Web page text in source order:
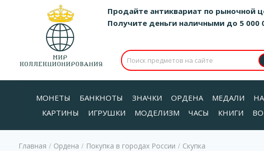
Продайте антиквариат по рыночной
Получите деньги наличными до 5 000
МОНЕТЫ БАНКНОТЫ ЗНАЧКИ ОРДЕНА МЕДАЛИ
КАРТИНЫ
ИГРУШКИ МОДЕЛИЗМ ЧАСЫ КНИГИ
Главная / Ордена / Покупка в городах России / Скупка